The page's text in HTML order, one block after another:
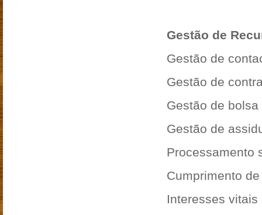
Gestão de
Gestão de
Gestão de
Gestão de
Gestão de
Processamento
Cumprimento
Interesses